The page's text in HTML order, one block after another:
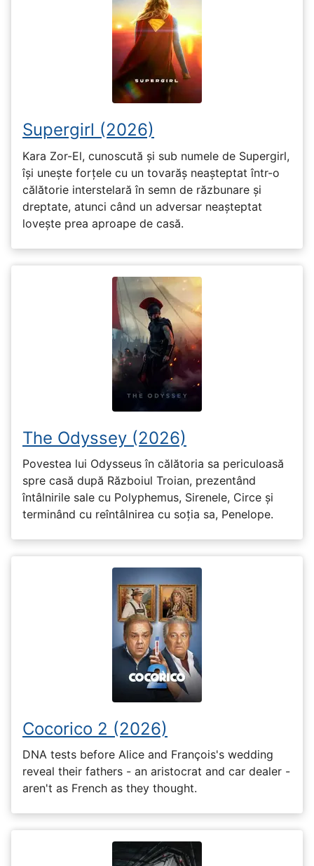
Supergirl (2026)
Kara Zor-El, cunoscută și sub numele de Supergirl,
își unește forțele cu un tovarăș neașteptat într-o
călătorie interstelară în semn de răzbunare și
dreptate, atunci când un adversar neașteptat
lovește prea aproape de casă.
The Odyssey (2026)
Povestea lui Odysseus în călătoria sa periculoasă
spre casă după Războiul Troian, prezentând
întâlnirile sale cu Polyphemus, Sirenele, Circe și
terminând cu reîntâlnirea cu soția sa, Penelope.
Cocorico 2 (2026)
DNA tests before Alice and François's wedding
reveal their fathers - an aristocrat and car dealer -
aren't as French as they thought.